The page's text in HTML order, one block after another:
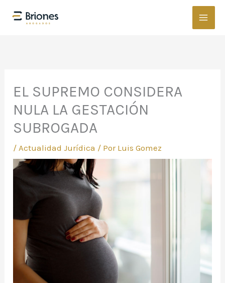
EL SUPREMO CONSIDERA
NULA LA GESTACIÓN
SUBROGADA
/ Actualidad Jurídica / Por Luis Gomez